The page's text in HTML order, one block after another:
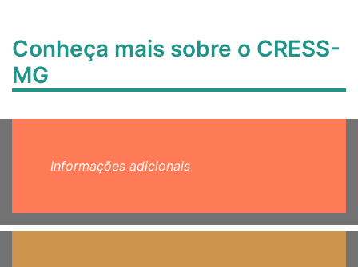
Conheça mais sobre o CRESS-
MG
Informações adicionais